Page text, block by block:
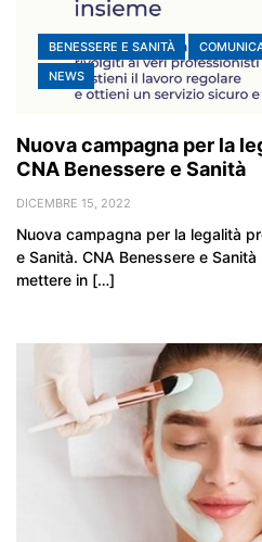
BENESSERE E SANITÀ
NEWS
Nuova campagna per la
CNA Benessere e Sanità
DICEMBRE 15, 2022
Nuova campagna per la legalità
e Sanità. CNA Benessere e
mettere in […]